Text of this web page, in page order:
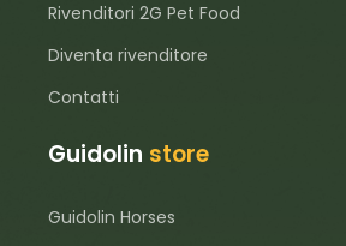
Rivenditori 2G Pet Food
Diventa rivenditore
Contatti
Guidolin store
Guidolin Horses